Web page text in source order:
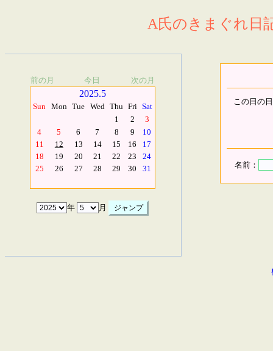
A氏のきまぐれ日
前の月 今日 次の月
2025.5
Sun Mon Tue Wed Thu Fri Sat
1
2
3
4
5 6 7 8 9
10
11
12 13 14 15 16
17
18
19 20 21 22 23
24
25
26 27 28 29 30 31
年 月
この日の
名前：